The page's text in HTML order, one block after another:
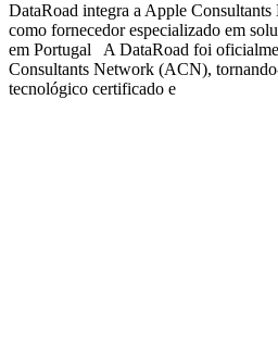
DataRoad integra a Apple
como fornecedor especializado em
em Portugal A DataRoad foi
Consultants Network (ACN),
tecnológico certificado e